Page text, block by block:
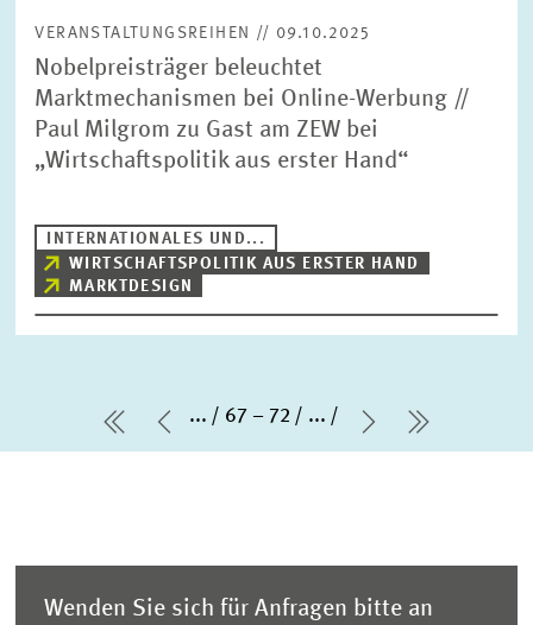
VERANSTALTUNGSREIHEN // 09.10.2025
Nobelpreisträger beleuchtet
Marktmechanismen bei Online-Werbung //
Paul Milgrom zu Gast am ZEW bei
„Wirtschaftspolitik aus erster Hand“
INTERNATIONALES UND...
WIRTSCHAFTSPOLITIK AUS ERSTER HAND
MARKTDESIGN
erste Seite
Vorherige Seite
... 67 – 72 ...
Nächste
letzte
Wenden Sie sich für Anfragen bitte an